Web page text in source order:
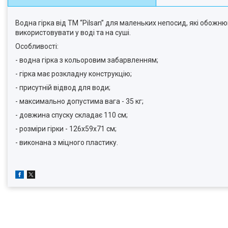
Водна гірка від ТМ “Pilsan” для маленьких непосид, які
використовувати у воді та на суші.
Особливості:
- водна гірка з кольоровим забарвленням;
- гірка має розкладну конструкцію;
- присутній відвод для води;
- максимально допустима вага - 35 кг;
- довжина спуску складає 110 см;
- розміри гірки - 126х59х71 см;
- виконана з міцного пластику.